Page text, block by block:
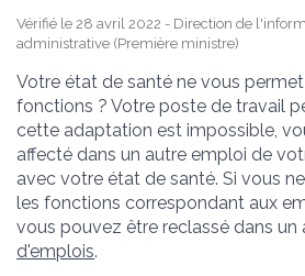
Vérifié le 28 avril 2022 - Direction de
administrative (Première ministre)
Votre état de santé ne vous
fonctions ? Votre poste de travail
cette adaptation est impossible,
affecté dans un autre emploi de
avec votre état de santé. Si vous
les fonctions correspondant aux
vous pouvez être reclassé dans un
d'emplois.